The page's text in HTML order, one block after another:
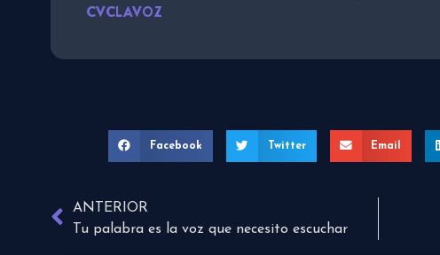
CVCLAVOZ
Facebook Twitter Email
ANTERIOR
Tu palabra es la voz que necesito escuchar